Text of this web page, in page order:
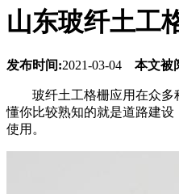
山东玻纤土工
发布时间:2021-03-04 本文被
玻纤土工格栅应用在众多种
懂你比较熟知的就是道路建设
使用。